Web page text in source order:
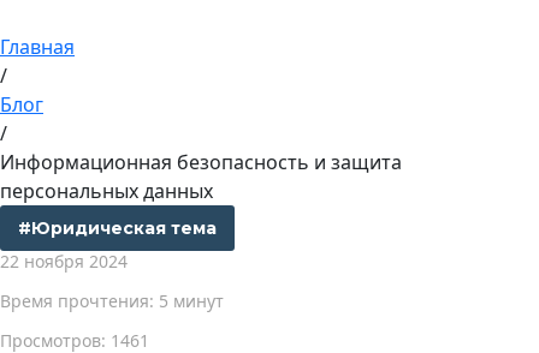
Главная
/
Блог
/
Информационная безопасность и защита
персональных данных
#Юридическая тема
22 ноября 2024
Время прочтения: 5 минут
Просмотров: 1461